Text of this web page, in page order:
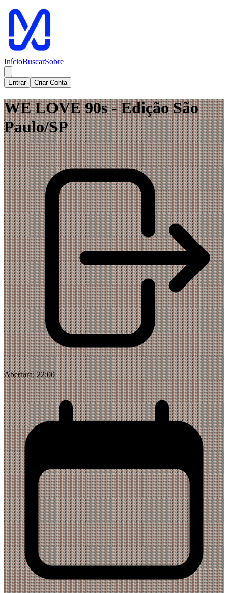
InícioBuscarSobre
Entrar Criar Conta
WE LOVE 90s - Edição São
Paulo/SP
Abertura:22:00